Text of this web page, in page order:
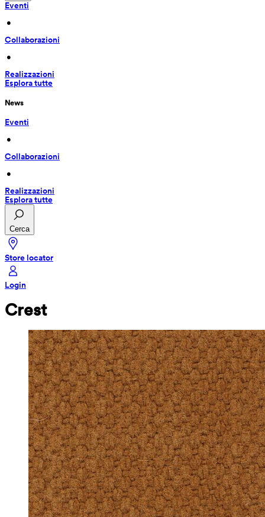
Eventi
•
Collaborazioni
•
Realizzazioni
Esplora tutte
News
Eventi
•
Collaborazioni
•
Realizzazioni
Esplora tutte
Cerca
Store locator
Login
Crest